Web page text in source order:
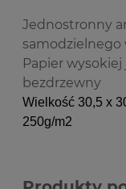
Jednostronny
samodzielnego
Papier wysokiej
bezdrzewny
Wielkość 30,5 x
250g/m2